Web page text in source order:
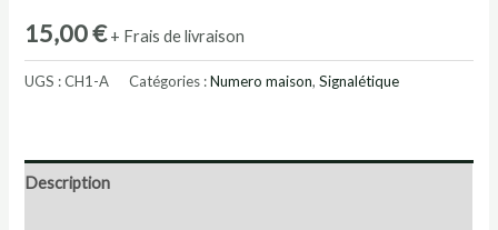
maison
-
en
métal
15,00€ + Frais de livraison
UGS :CH1-A Catégories :Numero maison,Signalétique
Description